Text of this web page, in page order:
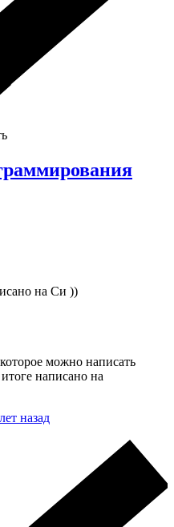
на Си ))
можно написать
написано на
назад